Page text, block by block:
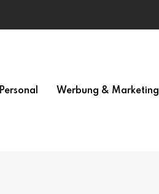
Personal Werbung & Marketing